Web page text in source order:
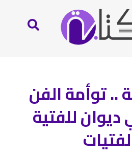
.. توأمة الفن
ديوان للفتية